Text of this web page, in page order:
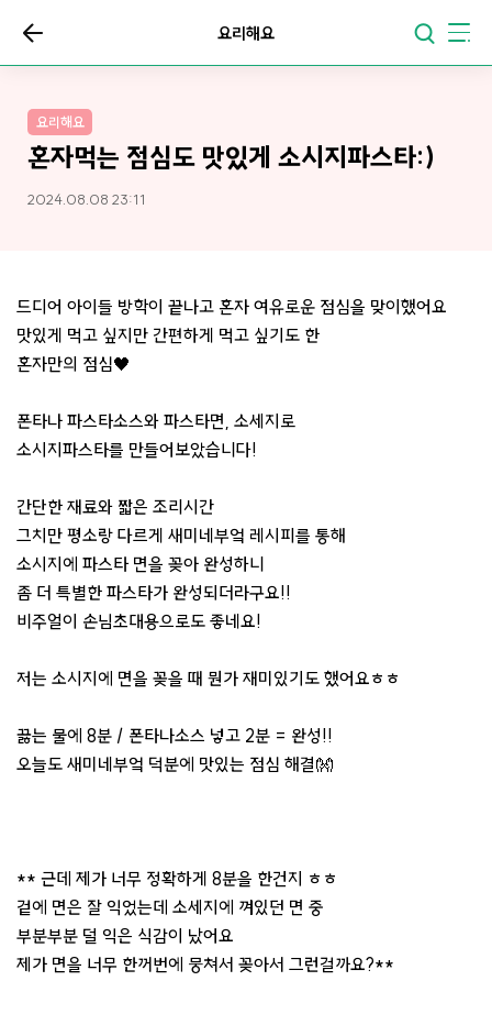
요리해요
요리해요
혼자먹는 점심도 맛있게 소시지파스타:)
2024.08.08 23:11
드디어 아이들 방학이 끝나고 혼자 여유로운 점심을 맞이했어요
맛있게 먹고 싶지만 간편하게 먹고 싶기도 한
혼자만의 점심🖤
폰타나 파스타소스와 파스타면, 소세지로
소시지파스타를 만들어보았습니다!
간단한 재료와 짧은 조리시간
그치만 평소랑 다르게 새미네부엌 레시피를 통해
소시지에 파스타 면을 꽂아 완성하니
좀 더 특별한 파스타가 완성되더라구요!!
비주얼이 손님초대용으로도 좋네요!
저는 소시지에 면을 꽂을 때 뭔가 재미있기도 했어요ㅎㅎ
끓는 물에 8분 / 폰타나소스 넣고 2분 = 완성!!
오늘도 새미네부엌 덕분에 맛있는 점심 해결👐
** 근데 제가 너무 정확하게 8분을 한건지 ㅎㅎ
겉에 면은 잘 익었는데 소세지에 껴있던 면 중
부분부분 덜 익은 식감이 났어요
제가 면을 너무 한꺼번에 뭉쳐서 꽂아서 그런걸까요?**